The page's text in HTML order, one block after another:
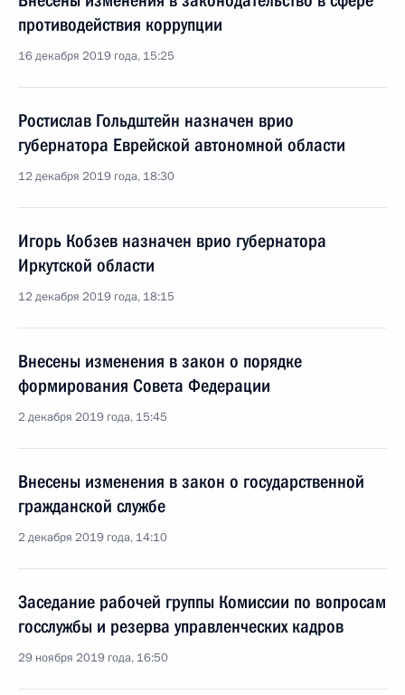
противодействия коррупции
16 декабря 2019 года, 15:25
Ростислав Гольдштейн назначен врио
губернатора Еврейской автономной области
12 декабря 2019 года, 18:30
Игорь Кобзев назначен врио губернатора
Иркутской области
12 декабря 2019 года, 18:15
Внесены изменения в закон о порядке
формирования Совета Федерации
2 декабря 2019 года, 15:45
Внесены изменения в закон о государственной
гражданской службе
2 декабря 2019 года, 14:10
Заседание рабочей группы Комиссии по вопросам
госслужбы и резерва управленческих кадров
29 ноября 2019 года, 16:50